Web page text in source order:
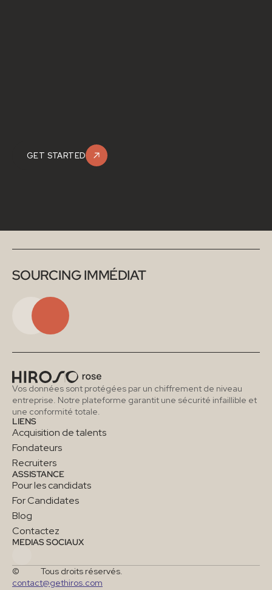
GET STARTED
SOURCING IMMÉDIAT
Vos données sont protégées par un chiffrement de niveau
entreprise. Notre plateforme garantit une sécurité infaillible et
une conformité totale.
LIENS
Acquisition de talents
Fondateurs
Recruiters
ASSISTANCE
Pour les candidats
For Candidates
Blog
Contactez
MÉDIAS SOCIAUX
©
Tous droits réservés.
contact@gethiros.com